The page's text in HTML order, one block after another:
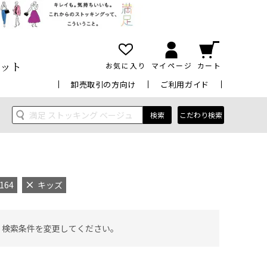
ト お気に入り マイページ カート
卸売取引の方向け ご利用ガイド
検索 こだわり検索
キッズ
索条件を変更してください。